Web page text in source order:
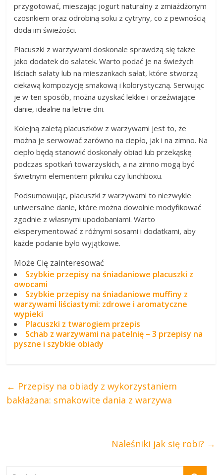
przygotować, mieszając jogurt naturalny z zmiażdżonym
czosnkiem oraz odrobiną soku z cytryny, co z pewnością
doda im świeżości.
Placuszki z warzywami doskonale sprawdzą się także
jako dodatek do sałatek. Warto podać je na świeżych
liściach sałaty lub na mieszankach sałat, które stworzą
ciekawą kompozycję smakową i kolorystyczną. Serwując
je w ten sposób, można uzyskać lekkie i orzeźwiające
danie, idealne na letnie dni.
Kolejną zaletą placuszków z warzywami jest to, że
można je serwować zarówno na ciepło, jak i na zimno. Na
ciepło będą stanowić doskonały obiad lub przekąskę
podczas spotkań towarzyskich, a na zimno mogą być
świetnym elementem pikniku czy lunchboxu.
Podsumowując, placuszki z warzywami to niezwykle
uniwersalne danie, które można dowolnie modyfikować
zgodnie z własnymi upodobaniami. Warto
eksperymentować z różnymi sosami i dodatkami, aby
każde podanie było wyjątkowe.
Może Cię zainteresować
Szybkie przepisy na śniadaniowe placuszki z
owocami
Szybkie przepisy na śniadaniowe muffiny z
warzywami liściastymi: zdrowe i aromatyczne
wypieki
Placuszki z twarogiem przepis
Schab z warzywami na patelnię – 3 przepisy na
pyszne i szybkie obiady
← Przepisy na obiady z wykorzystaniem
bakłażana: smakowite dania z warzywa
Naleśniki jak się robi? →